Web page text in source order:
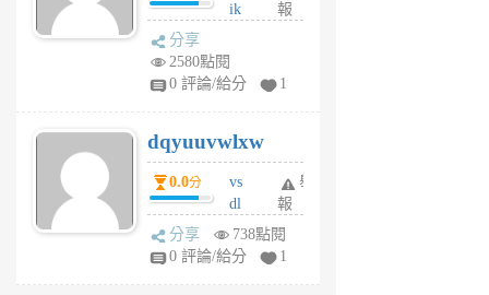
ik
tu
6
個
月
前
報
分享
2580點閱
0 評論/給分
1
dqyuuvwlxw
0.0分
vs
dl
sq
fy
舉
報
分享
738點閱
0 評論/給分
1